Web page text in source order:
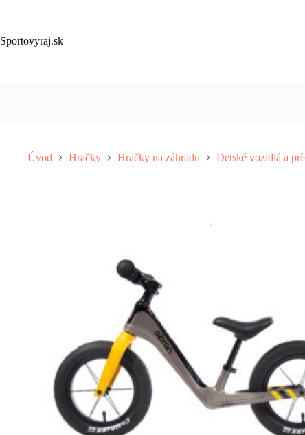
Sportovyraj.sk
Úvod Hračky Hračky na záhradu Detské vozidlá a